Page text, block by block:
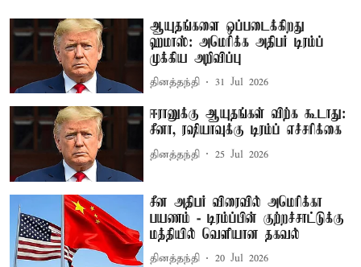
ஆயுதங்களை ஒப்படைக்கிறது
ஹமாஸ்: அமெரிக்க அதிபர் டிரம்ப்
முக்கிய அறிவிப்பு
தினத்தந்தி 31 Jul 2026
ஈரானுக்கு ஆயுதங்கள் விற்க கூடாது:
சீனா, ரஷியாவுக்கு டிரம்ப் எச்சரிக்கை
தினத்தந்தி 25 Jul 2026
சீன அதிபர் விரைவில் அமெரிக்கா
பயணம் - டிரம்ப்பின் குற்றச்சாட்டுக்கு
மத்தியில் வெளியான தகவல்
தினத்தந்தி 20 Jul 2026